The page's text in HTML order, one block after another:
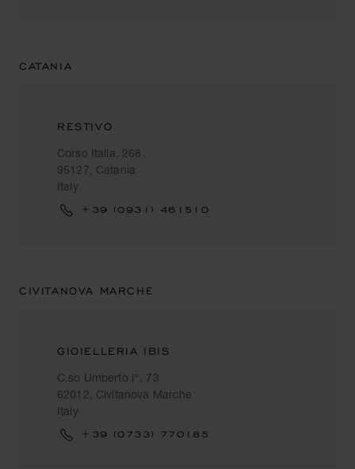
CATANIA
RESTIVO
Corso Italia, 268
95127, Catania
Italy
+39 (0931) 461510
CIVITANOVA MARCHE
GIOIELLERIA IBIS
C.so Umberto I°, 73
62012, Civitanova Marche
Italy
+39 (0733) 770185